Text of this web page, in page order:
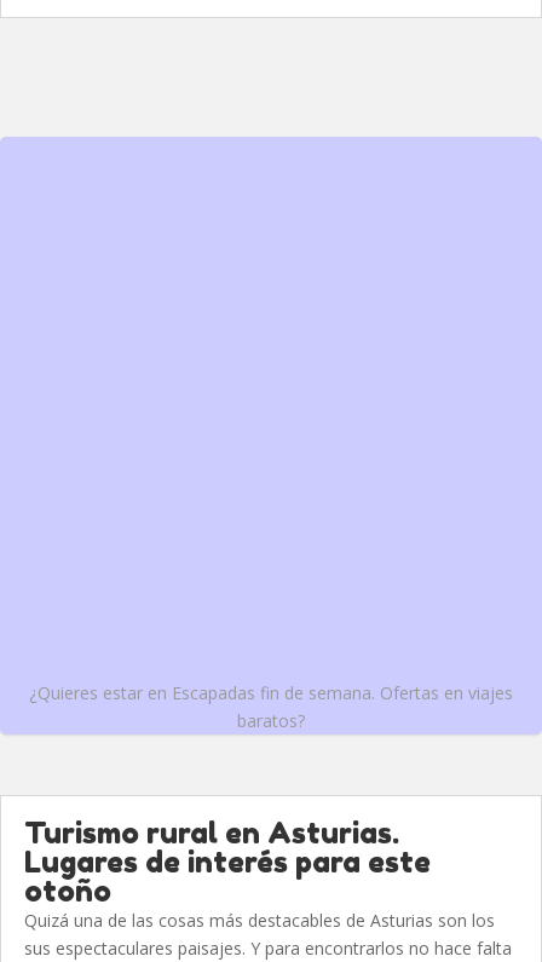
¿Quieres estar en Escapadas fin de semana. Ofertas en viajes
baratos?
Turismo rural en Asturias.
Lugares de interés para este
otoño
Quizá una de las cosas más destacables de Asturias son los
sus espectaculares paisajes. Y para encontrarlos no hace falta